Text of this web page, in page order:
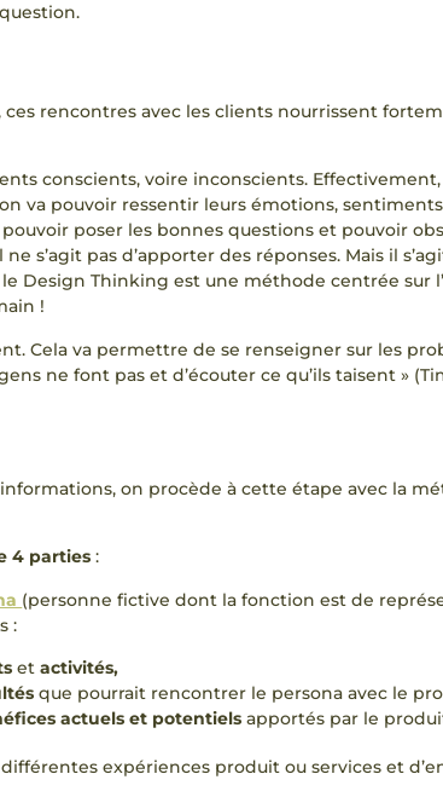
rencontres avec les clients nourrissent
conscients, voire inconscients. Effectivement,
va pouvoir ressentir leurs émotions,
poser les bonnes questions et pouvoir
s’agit pas d’apporter des réponses. Mais il
Design Thinking est une méthode centrée sur
!
Cela va permettre de se renseigner sur les
ne font pas et d’écouter ce qu’ils taisent »
on procède à cette étape avec la
4 parties :
(personne fictive dont la fonction est de
:
etactivités,
que pourrait rencontrer le persona avec le
actuels et potentiels apportés par le
expériences produit ou services et